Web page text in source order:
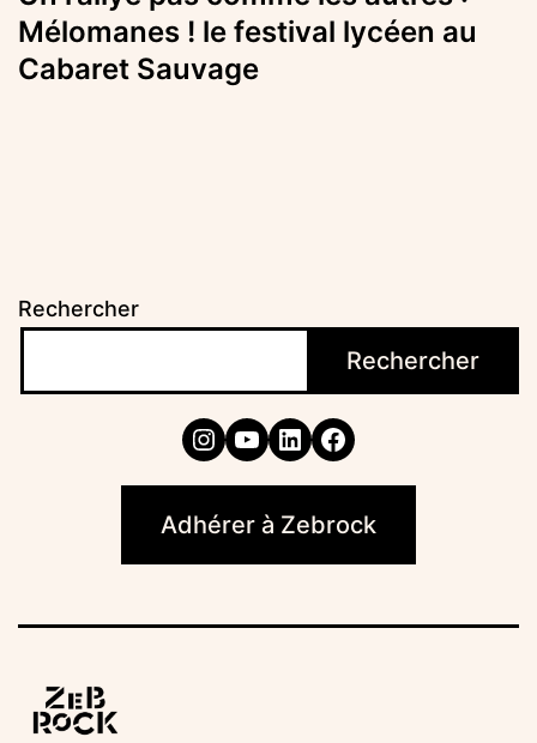
Mélomanes ! le festival lycéen au
Cabaret Sauvage
Rechercher
Rechercher
Instagram
YouTube
LinkedIn
Facebook
Adhérer à Zebrock